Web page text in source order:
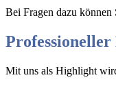
Bei Fragen dazu können
Mit uns als Highlight